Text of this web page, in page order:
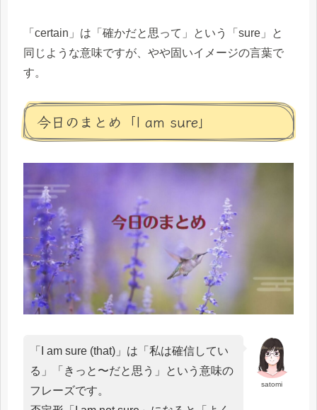
「certain」は「確かだと思って」という「sure」と
同じような意味ですが、やや固いイメージの言葉で
す。
今日のまとめ「I am sure」
satomi
「I am sure (that)」は「私は確信してい
る」「きっと〜だと思う」という意味の
フレーズです。